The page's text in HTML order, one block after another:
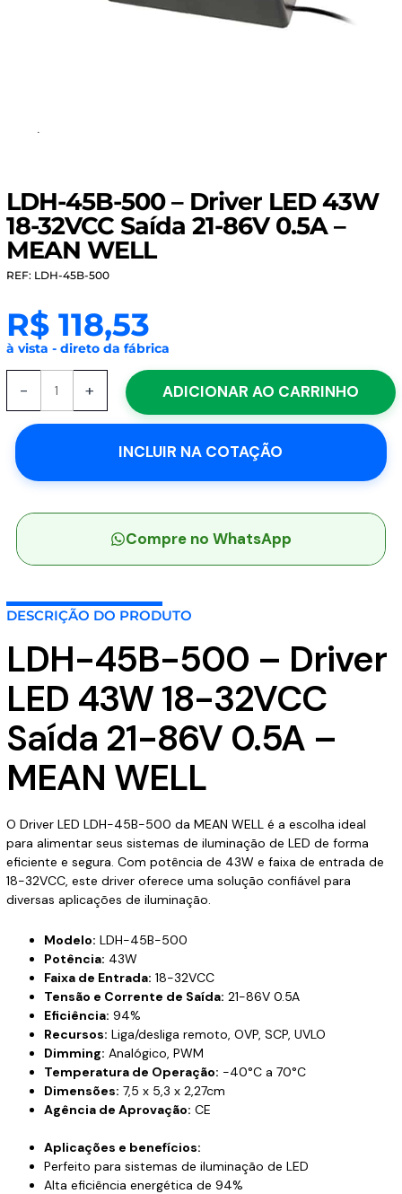
LDH-45B-500 – Driver LED 43W
18-32VCC Saída 21-86V 0.5A –
MEAN WELL
REF: LDH-45B-500
R$118,53
à vista - direto da fábrica
-
Driver
LED
18-
Saída
0.5A
MEAN
WELL
quantidade
+ ADICIONAR AO CARRINHO
INCLUIR NA COTAÇÃO
Compre no WhatsApp
DESCRIÇÃO DO PRODUTO
LDH-45B-500 – Driver
LED 43W 18-32VCC
Saída 21-86V 0.5A –
MEAN WELL
O Driver LED LDH-45B-500 da MEAN WELL é a escolha ideal
para alimentar seus sistemas de iluminação de LED de forma
eficiente e segura. Com potência de 43W e faixa de entrada de
18-32VCC, este driver oferece uma solução confiável para
diversas aplicações de iluminação.
Modelo: LDH-45B-500
Potência: 43W
Faixa de Entrada: 18-32VCC
Tensão e Corrente de Saída: 21-86V 0.5A
Eficiência: 94%
Recursos: Liga/desliga remoto, OVP, SCP, UVLO
Dimming: Analógico, PWM
Temperatura de Operação: -40°C a 70°C
Dimensões: 7,5 x 5,3 x 2,27cm
Agência de Aprovação: CE
Aplicações e benefícios:
Perfeito para sistemas de iluminação de LED
Alta eficiência energética de 94%